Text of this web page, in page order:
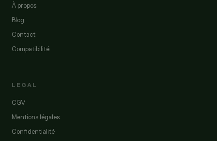
À propos
Blog
Contact
Compatibilité
LEGAL
CGV
Mentions légales
Confidentialité